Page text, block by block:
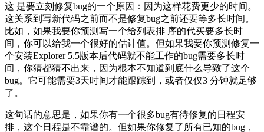
这 是要立刻修复bug的一个原因：因为这样花费更少的时间。
这关系到写新代码之前而不是修复bug之前还要等多长时间。
比如，如果我要你预测写一个给列表排 序的代买要多长时
间，你可以给我一个很好的估计值。但如果我要你预测修复一
个安装Explorer 5.5版本后代码就不能工作的bug需要多长时
间，你猜都猜不出来，因为根本不知道到底什么导致了这个
bug。它可能需要3天时间才能跟踪到，或者仅仅3 分钟就足够
了。
这句话的意思是，如果你有一个很多bug有待修复的日程安
排，这个日程是不靠谱的。但如果你修复了所有已知的bug，